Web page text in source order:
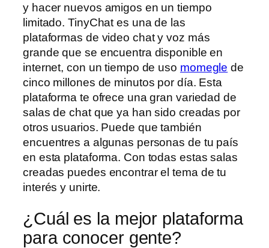
y hacer nuevos amigos en un tiempo
limitado. TinyChat es una de las
plataformas de video chat y voz más
grande que se encuentra disponible en
internet, con un tiempo de uso momegle de
cinco millones de minutos por día. Esta
plataforma te ofrece una gran variedad de
salas de chat que ya han sido creadas por
otros usuarios. Puede que también
encuentres a algunas personas de tu país
en esta plataforma. Con todas estas salas
creadas puedes encontrar el tema de tu
interés y unirte.
¿Cuál es la mejor plataforma
para conocer gente?